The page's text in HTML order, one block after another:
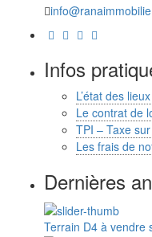
Infos
L’état des lieux
Le contrat de
TPI – Taxe
Les frais de
Dernières
Terrain D4 à vendre